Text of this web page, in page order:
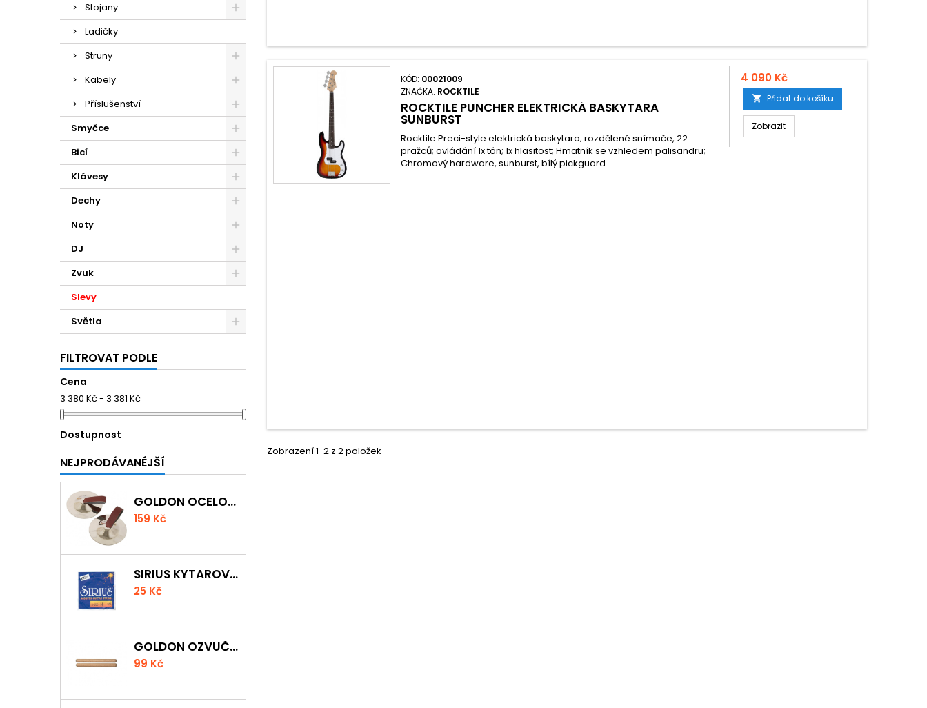
Stojany
Ladičky
Struny
Kabely
Příslušenství
Smyčce
Bicí
Klávesy
Dechy
Noty
DJ
Zvuk
Slevy
Světla
FILTROVAT PODLE
Cena
3 380 Kč - 3 381 Kč
Dostupnost
NEJPRODÁVANÉJŠÍ
GOLDON OCELOVÉ PRSTOVÉ ČINELKY
159 Kč
SIRIUS KYTAROVÁ STRUNA
25 Kč
GOLDON OZVUČNÁ DŘÍVKA 18 X 200MM
99 Kč
KÓD: 00021009
ZNAČKA: ROCKTILE
ROCKTILE PUNCHER ELEKTRICKÁ BASKYTARA
SUNBURST
Rocktile Preci-style elektrická baskytara; rozdělené snímače, 22
pražců; ovládání 1x tón; 1x hlasitost; Hmatník se vzhledem palisandru;
Chromový hardware, sunburst, bílý pickguard
4 090 Kč
 Přidat do košíku
Zobrazit
Zobrazení 1-2 z 2 položek